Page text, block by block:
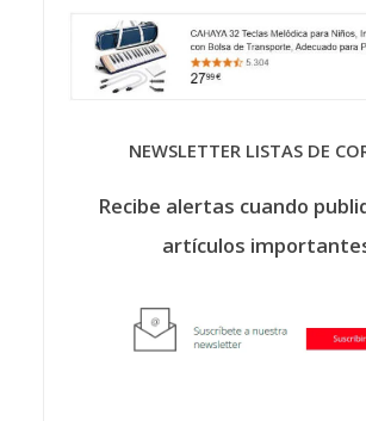
NEWSLETTER LISTAS DE
Recibe alertas cuando
artículos